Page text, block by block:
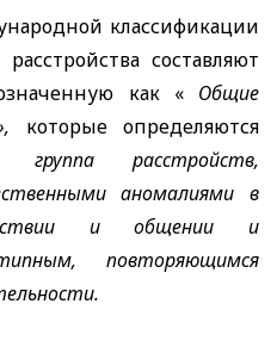
классификации
составляют
как « Общие
которые определяются
группа расстройств,
аномалиями в
и общении и
повторяющимся